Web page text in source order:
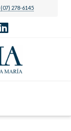
(07) 278-6145